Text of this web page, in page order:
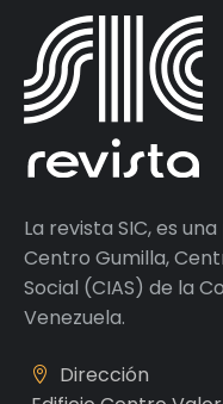
La revista SIC, es
Centro Gumilla,
Social (CIAS) de la
Venezuela.
Dirección